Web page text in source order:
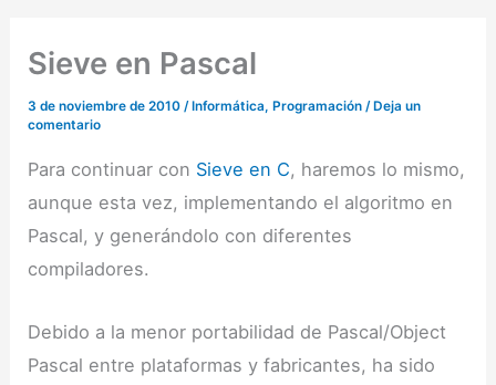
Sieve en Pascal
3 de noviembre de 2010/ Informática, Programación / Deja un
comentario
Para continuar con Sieve en C, haremos lo mismo,
aunque esta vez, implementando el algoritmo en
Pascal, y generándolo con diferentes
compiladores.
Debido a la menor portabilidad de Pascal/Object
Pascal entre plataformas y fabricantes, ha sido